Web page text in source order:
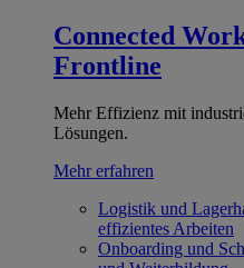
Connected
Frontline
Mehr Effizienz mit
Lösungen.
Mehr erfahren
Logistik und
effizientes Arbeiten
Onboarding und